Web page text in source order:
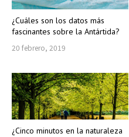
¿Cuáles son los datos más
fascinantes sobre la Antártida?
20 febrero, 2019
¿Cinco minutos en la naturaleza